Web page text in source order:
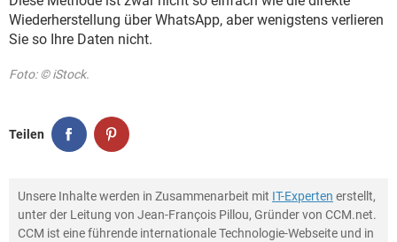
Wiederherstellung über WhatsApp, aber wenigstens verlieren
Sie so Ihre Daten nicht.
Foto: © iStock.
Teilen
Unsere Inhalte werden in Zusammenarbeit mit IT-Experten erstellt,
unter der Leitung von Jean-François Pillou, Gründer von CCM.net.
CCM ist eine führende internationale Technologie-Webseite und in